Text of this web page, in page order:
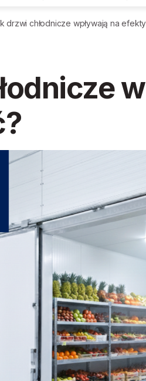
drzwi chłodnicze wpływają na